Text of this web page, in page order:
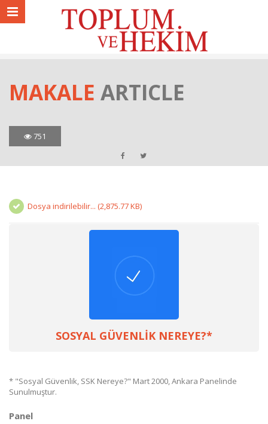
MAKALE ARTICLE
751
Dosya indirilebilir... (2,875.77 KB)
SOSYAL GÜVENLİK NEREYE?*
* "Sosyal Güvenlik, SSK Nereye?" Mart 2000, Ankara Panelinde
Sunulmuştur.
Panel